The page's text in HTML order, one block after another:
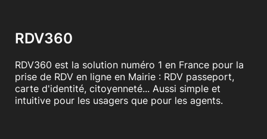
RDV360
RDV360 est la solution numéro 1 en France pour la
prise de RDV en ligne en Mairie : RDV passeport,
carte d'identité, citoyenneté... Aussi simple et
intuitive pour les usagers que pour les agents.